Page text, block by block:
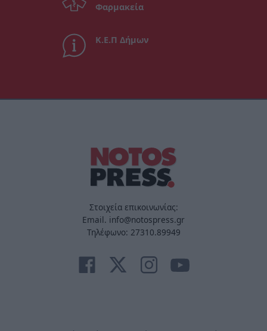
Φαρμακεία
Κ.Ε.Π Δήμων
Στοιχεία επικοινωνίας:
Email. info@notospress.gr
Τηλέφωνο: 27310.89949